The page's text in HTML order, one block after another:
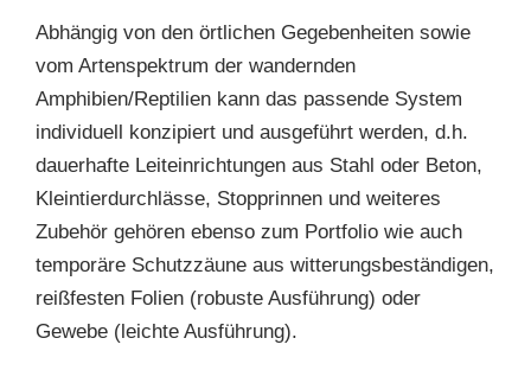
Abhängig von den örtlichen Gegebenheiten sowie
vom Artenspektrum der wandernden
Amphibien/Reptilien kann das passende System
individuell konzipiert und ausgeführt werden, d.h.
dauerhafte Leiteinrichtungen aus Stahl oder Beton,
Kleintierdurchlässe, Stopprinnen und weiteres
Zubehör gehören ebenso zum Portfolio wie auch
temporäre Schutzzäune aus witterungsbeständigen,
reißfesten Folien (robuste Ausführung) oder
Gewebe (leichte Ausführung).